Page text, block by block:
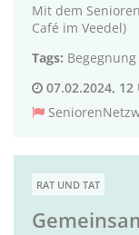
Mit dem
Café im Veedel)
Tags: Begegnung
07.02.2024, 12
RAT UND TAT